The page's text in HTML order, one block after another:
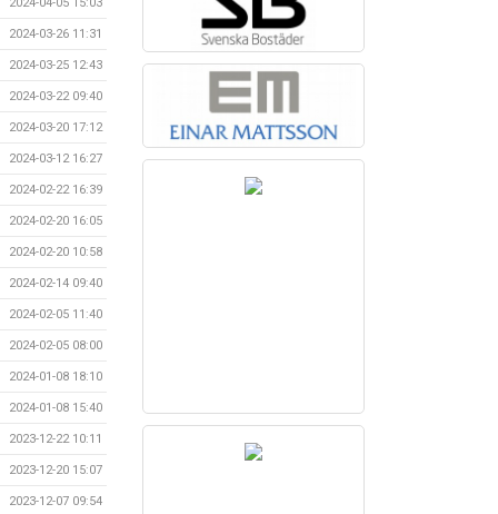
2024-03-26 11:31
2024-03-25 12:43
2024-03-22 09:40
2024-03-20 17:12
2024-03-12 16:27
2024-02-22 16:39
2024-02-20 16:05
2024-02-20 10:58
2024-02-14 09:40
2024-02-05 11:40
2024-02-05 08:00
2024-01-08 18:10
2024-01-08 15:40
2023-12-22 10:11
2023-12-20 15:07
2023-12-07 09:54